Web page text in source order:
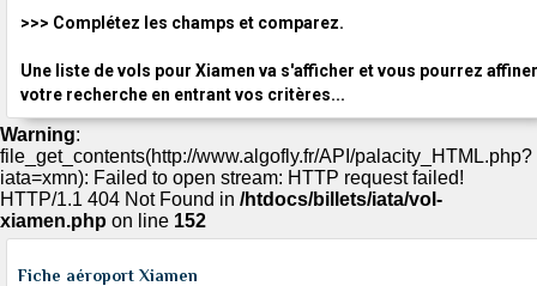
>>> Complétez les champs et comparez.
Une liste de vols pour Xiamen va s'afficher et vous pourrez affiner
votre recherche en entrant vos critères...
Warning:
file_get_contents(http://www.algofly.fr/API/palacity_HTML.php?
iata=xmn): Failed to open stream: HTTP request failed!
HTTP/1.1 404 Not Found in /htdocs/billets/iata/vol-
xiamen.php on line 152
Fiche aéroport Xiamen